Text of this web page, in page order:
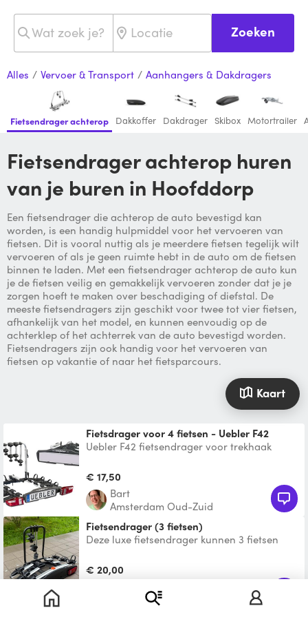
Zoeken
Alles / Vervoer & Transport / Aanhangers & Dakdragers
Fietsendrager achterop Dakkoffer Dakdrager Skibox Motortrailer
Fietsendrager achterop huren
van je buren in Hoofddorp
Een fietsendrager die achterop de auto bevestigd kan
worden, is een handig hulpmiddel voor het vervoeren van
fietsen. Dit is vooral nuttig als je meerdere fietsen tegelijk wilt
vervoeren of als je geen ruimte hebt in de auto om de fietsen
binnen te laden. Met een fietsendrager achterop de auto kun
je de fietsen veilig en gemakkelijk vervoeren zonder dat je je
zorgen hoeft te maken over beschadiging of diefstal. De
meeste fietsendragers zijn geschikt voor twee tot vier fietsen,
afhankelijk van het model, en kunnen eenvoudig op de
achterklep of het achterrek van de auto bevestigd worden.
Fietsendragers zijn ook handig voor het vervoeren van
fietsen op vakantie of naar het fietsparcours.
Kaart
Fietsdrager voor 4 fietsen - Uebler F42
Uebler F42 fietsendrager voor trekhaak
fietsendrager is éé
€ 17,50
Bart
Amsterdam Oud-Zuid
Fietsendrager (3 fietsen)
Deze luxe fietsendrager kunnen 3 fietsen
en heeft een adapt
€ 20,00
Amsterdam-West